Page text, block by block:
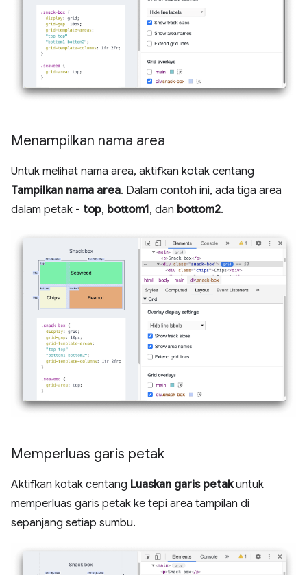
Menampilkan nama area
Untuk melihat nama area, aktifkan kotak centang
Tampilkan nama area. Dalam contoh ini, ada tiga area
dalam petak - top, bottom1, dan bottom2.
Memperluas garis petak
Aktifkan kotak centang Luaskan garis petakuntuk
memperluas garis petak ke tepi area tampilan di
sepanjang setiap sumbu.